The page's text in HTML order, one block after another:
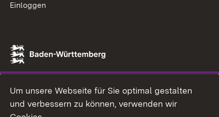
Einloggen
Um unsere Webseite für Sie optimal gestalten
und verbessern zu können, verwenden wir